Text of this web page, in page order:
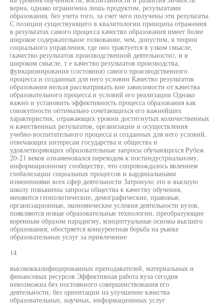
верна, однако ограничена лишь продуктом, результатами
образования, без учета того, за счет чего получены эти результаты.
С позиции существующего в квалитологии принципа отражения
в результатах самого процесса качество образования имеет более
широкое содержательное толкование, чем, допустим, в теории
социального управления, где оно трактуется в узком смысле,
(качество результатов производственной деятельности), и в
широком смысле, т е качество результатов производства,
функционирования (состояния) самого производственного
процесса и созданных для него условии Качество результатов
образования нельзя рассматривать вне зависимости от качества
образовательного процесса и условий его реализации Однако
важно и установить эффективность процесса образования как
совокупности оптимально сочетающихся его важнейших
характеристик, отражающих уровни достигнутых количественных
и качественных результатов, организации и осуществления
учебно-воспитательного процесса и созданных для него условий,
отвечающих интересам государства и общества и
удовлетворяющих образовательные запросы обучающихся Рубеж
20-21 веков ознаменовался переходом к постиндустриальному,
информационному сообществу, что сопровождалось явлением
глобализации социальных процессов и кардинальными
изменениями всех сфер деятельности Затронуло это и высшую
школу повышены запросы общества к качеству обучения,
меняются геополитические, демографические, правовые,
организационные, экономические условия деятельности вузов,
появляются новые образовательные технологии, преобразующие
коренным образом парадигму, концептуальные основы высшего
образования; обостряется конкурентная борьба на рынке
образовательных услуг за привлечение
14
высококвалифицированных преподавателей, материальных и
финансовых ресурсов Эффективная работа вуза сегодня
невозможна без постоянного совершенствования его
деятельности, без ориентации на улучшение качества
образовательных, научных, информационных услуг